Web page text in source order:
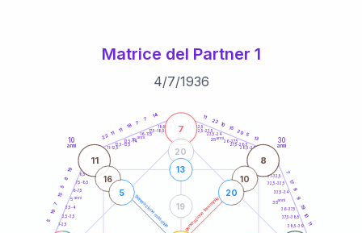
Matrice del Partner 1
4/7/1936
generazione maschile generazione femminile
10
anni
30
anni
1-2,5
2,5-3,5
3,5-4
6-7,5
7,5-8,5
8,5-9
11-12,5
12,5-13,5
13,5-14
16-17,5
17,5-18,5
18,5-19
21-22,5
22,5-23,5
23,5-24
26-27,5
27,5-28,5
28,5-29
31-32,5
32,5-33,5
33,5-34
36-37,5
37,5-38,5
38,5-39
5
19
7
15
5
8
19
22 11
11
18 7
7
14 11
22 10
15
20 5
13
7
17
8
9
19
10
11
7
11 8
20
13
19
16
5
10
20
5anni
15 anni 25anni
35anni